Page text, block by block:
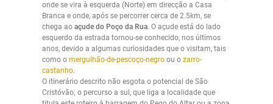
onde se vira à esquerda (Norte) em direcção a Casa
Branca e onde, após se percorrer cerca de 2.5km, se
chega ao açude do Poço da Rua. O açude está do lado
esquerdo da estrada tornou-se conhecido, nos últimos
anos, devido a algumas curiosidades que o visitam, tais
como o mergulhão-de-pescoço-negro ou o zarro-
castanho.
O itinerário descrito não esgota o potencial de São
Cristóvão; o percurso a sul, que liga a localidade que